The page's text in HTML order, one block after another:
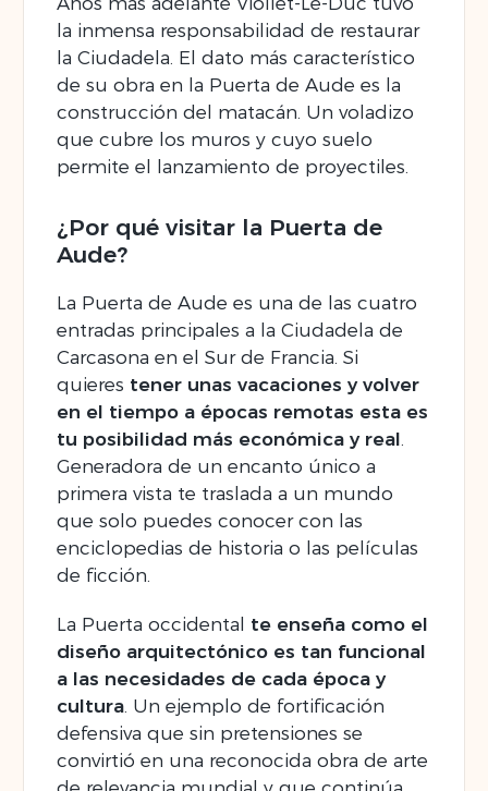
la inmensa responsabilidad de restaurar
la Ciudadela. El dato más característico
de su obra en la Puerta de Aude es la
construcción del matacán. Un voladizo
que cubre los muros y cuyo suelo
permite el lanzamiento de proyectiles.
¿Por qué visitar la Puerta de
Aude?
La Puerta de Aude es una de las cuatro
entradas principales a la Ciudadela de
Carcasona en el Sur de Francia. Si
quieres tener unas vacaciones y volver
en el tiempo a épocas remotas esta es
tu posibilidad más económica y real.
Generadora de un encanto único a
primera vista te traslada a un mundo
que solo puedes conocer con las
enciclopedias de historia o las películas
de ficción.
La Puerta occidental te enseña como el
diseño arquitectónico es tan funcional
a las necesidades de cada época y
cultura. Un ejemplo de fortificación
defensiva que sin pretensiones se
convirtió en una reconocida obra de arte